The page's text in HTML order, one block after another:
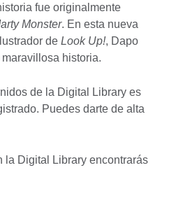
fue originalmente
Monster. En esta nueva
de Look Up!, Dapo
historia.
de la Digital Library es
Puedes darte de alta
la Digital Library encontrarás